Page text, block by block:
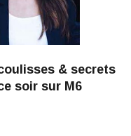
& secrets
soir sur M6